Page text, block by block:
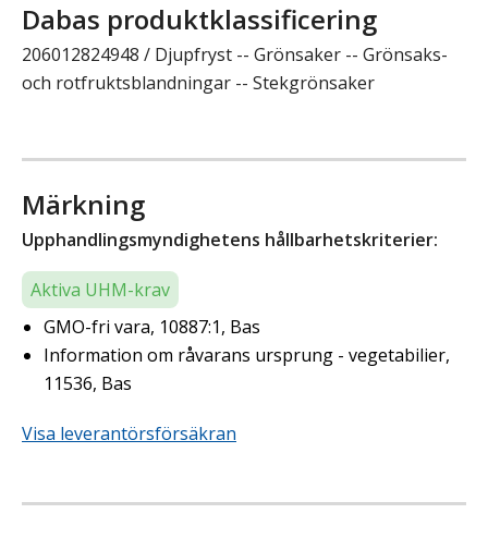
Dabas produktklassificering
206012824948 / Djupfryst -- Grönsaker -- Grönsaks-
och rotfruktsblandningar -- Stekgrönsaker
Märkning
Upphandlingsmyndighetens hållbarhetskriterier:
Aktiva UHM-krav
GMO-fri vara, 10887:1, Bas
Information om råvarans ursprung - vegetabilier,
11536, Bas
Visa leverantörsförsäkran